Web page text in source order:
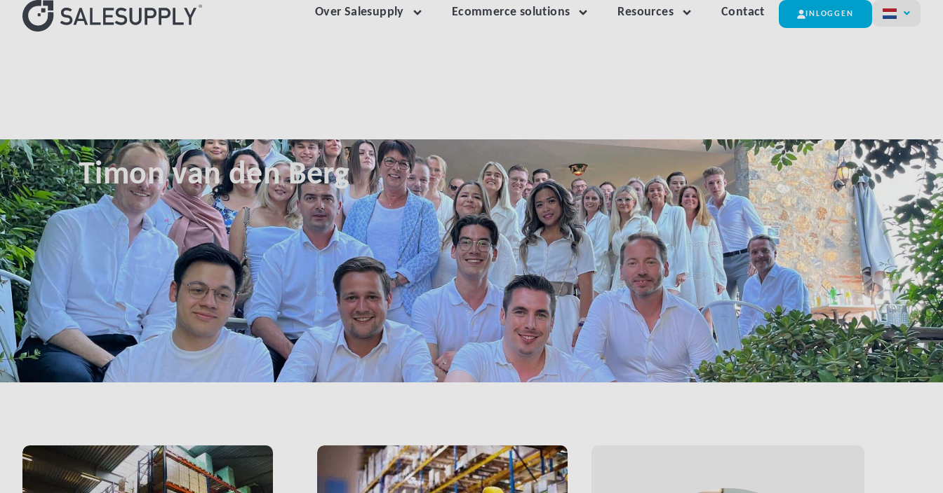
Over Salesupply Ecommerce solutions Resources Contact INLOGGEN
Timon van den Berg
LINK BTN LINK BTN